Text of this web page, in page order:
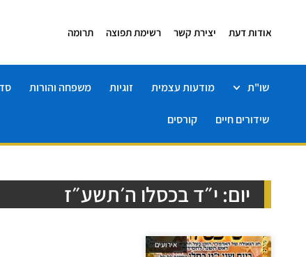
אודות דעת יצירת קשר רשימת תפוצה תרומה
שו"ת מודעות עצמית זוגיות משפחה והורות
שידורים חיים קורסים
יום: י״ד בכסלו ה׳תשע״ז
אירועים